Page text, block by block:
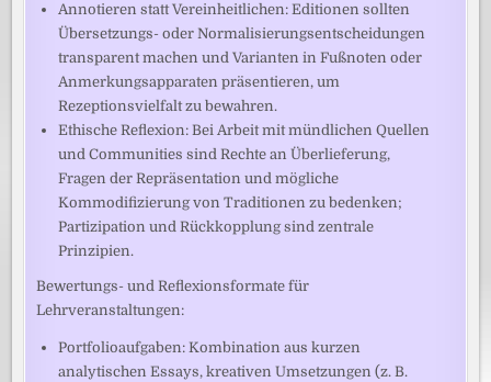
Annotieren statt Vereinheitlichen: Editionen sollten
Übersetzungs- oder Normalisierungsentscheidungen
transparent machen und Varianten in Fußnoten oder
Anmerkungsapparaten präsentieren, um
Rezeptionsvielfalt zu bewahren.
Ethische Reflexion: Bei Arbeit mit mündlichen Quellen
und Communities sind Rechte an Überlieferung,
Fragen der Repräsentation und mögliche
Kommodifizierung von Traditionen zu bedenken;
Partizipation und Rückkopplung sind zentrale
Prinzipien.
Bewertungs- und Reflexionsformate für
Lehrveranstaltungen:
Portfolioaufgaben: Kombination aus kurzen
analytischen Essays, kreativen Umsetzungen (z. B.